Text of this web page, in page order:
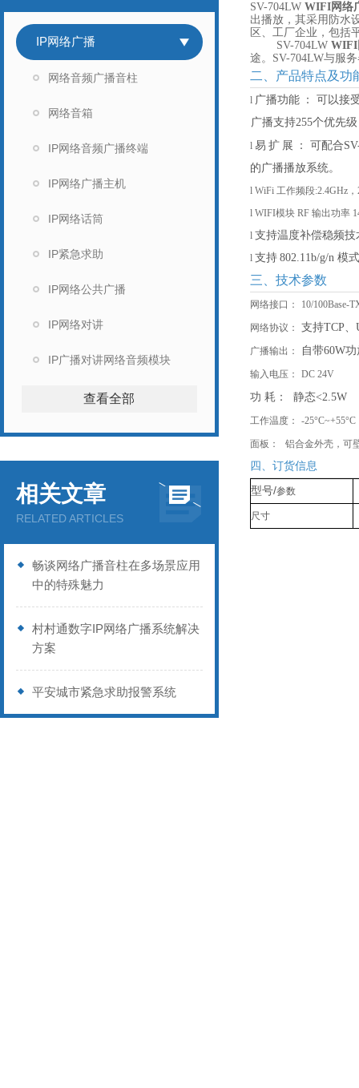
IP网络广播
网络音频广播音柱
网络音箱
IP网络音频广播终端
IP网络广播主机
IP网络话筒
IP紧急求助
IP网络公共广播
IP网络对讲
IP广播对讲网络音频模块
查看全部
相关文章
RELATED ARTICLES
畅谈网络广播音柱在多场景应用
中的特殊魅力
村村通数字IP网络广播系统解决
方案
平安城市紧急求助报警系统
SV-704LW WIFI网络
出播放，其采用防水
区、工厂企业，包括
SV-704LW WIFI
途。SV-704LW与服
二、产品特点及功
l 广播功能 ：
可以接
广播支持255个优先
l 易 扩 展 ： 可配合
的广播播放系统。
l WiFi 工作频段:2.4GHz
l WIFI模块 RF 输出功率
l 支持温度补偿稳频技
l 支持 802.11b/g/n 模式
三、技术参数
网络接口： 10/100Base-
网络协议： 支持TCP、
广播输出： 自带60W
输入电压： DC 24V
功 耗： 静态<2.5W
工作温度： -25°C~+55°C
面板： 铝合金外壳，可
四、订货信息
型号/参数
尺寸